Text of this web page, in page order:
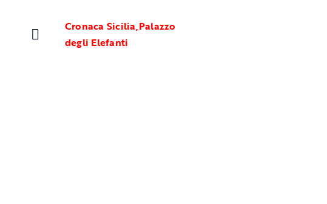
contenuto
Cronaca Sicilia,Palazzo
degli Elefanti